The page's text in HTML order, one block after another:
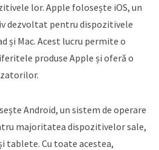
lor. Apple folosește iOS, un
dezvoltat pentru dispozitivele
și Mac. Acest lucru permite o
produse Apple și oferă o
Android, un sistem de operare
majoritatea dispozitivelor sale,
tablete. Cu toate acestea,